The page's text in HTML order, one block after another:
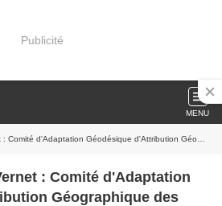
Publicité
MENU
Géodésique d'Attribution Géographique des Nouvelles Orientations Urbaines
Géographique des